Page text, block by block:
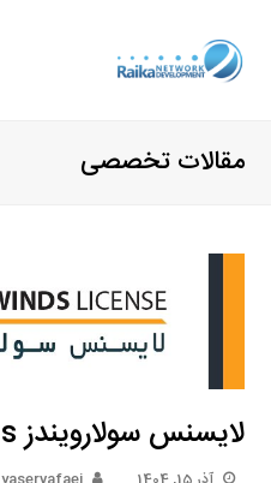
مقالات تخصصی
لایسنس سولارویندز Solarwinds